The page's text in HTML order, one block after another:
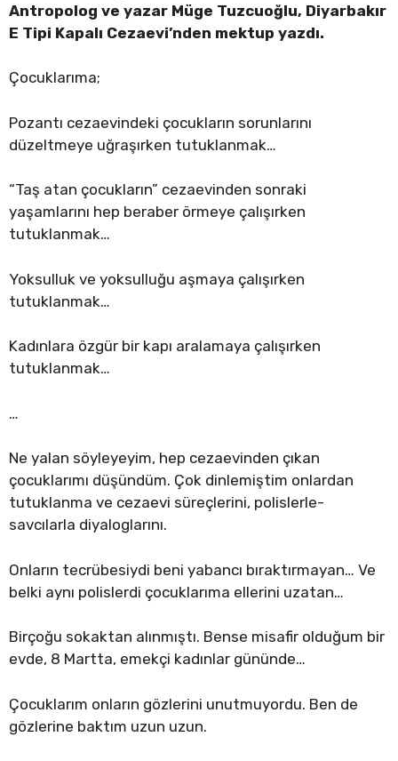
Antropolog ve yazar Müge Tuzcuoğlu, Diyarbakır
E Tipi Kapalı Cezaevi’nden mektup yazdı.
Çocuklarıma;
Pozantı cezaevindeki çocukların sorunlarını
düzeltmeye uğraşırken tutuklanmak…
“Taş atan çocukların” cezaevinden sonraki
yaşamlarını hep beraber örmeye çalışırken
tutuklanmak…
Yoksulluk ve yoksulluğu aşmaya çalışırken
tutuklanmak…
Kadınlara özgür bir kapı aralamaya çalışırken
tutuklanmak…
…
Ne yalan söyleyeyim, hep cezaevinden çıkan
çocuklarımı düşündüm. Çok dinlemiştim onlardan
tutuklanma ve cezaevi süreçlerini, polislerle-
savcılarla diyaloglarını.
Onların tecrübesiydi beni yabancı bıraktırmayan… Ve
belki aynı polislerdi çocuklarıma ellerini uzatan…
Birçoğu sokaktan alınmıştı. Bense misafir olduğum bir
evde, 8 Martta, emekçi kadınlar gününde…
Çocuklarım onların gözlerini unutmuyordu. Ben de
gözlerine baktım uzun uzun.